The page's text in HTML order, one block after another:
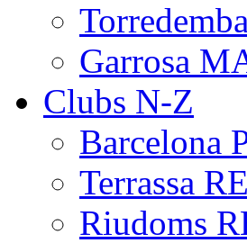
Garrosa
Clubs N-Z
Barcelona
Terrassa
Riudoms